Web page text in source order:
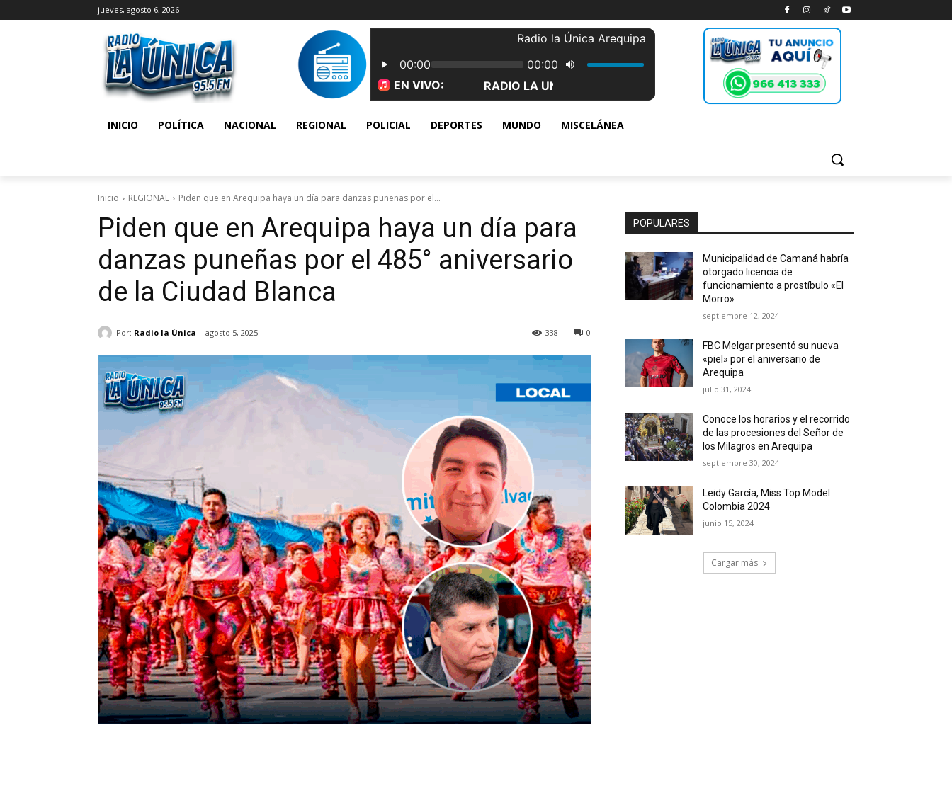
jueves, agosto 6, 2026
INICIO POLÍTICA NACIONAL REGIONAL POLICIAL DEPORTES MUNDO MISCELÁNEA
Inicio REGIONAL Piden que en Arequipa haya un día para danzas puneñas por el...
Piden que en Arequipa haya un día para
danzas puneñas por el 485° aniversario
de la Ciudad Blanca
Por: Radio la Única agosto 5, 2025 0
338
POPULARES
Municipalidad de Camaná habría
otorgado licencia de
funcionamiento a prostíbulo «El
Morro»
septiembre 12, 2024
FBC Melgar presentó su nueva
«piel» por el aniversario de
Arequipa
julio 31, 2024
Conoce los horarios y el recorrido
de las procesiones del Señor de
los Milagros en Arequipa
septiembre 30, 2024
Leidy García, Miss Top Model
Colombia 2024
junio 15, 2024
Cargar más